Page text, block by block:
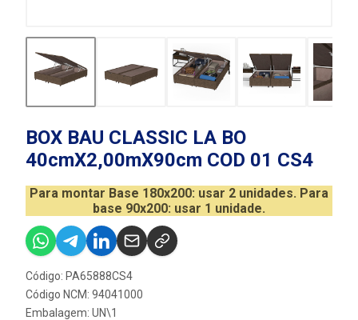
BOX BAU CLASSIC LA BO
40cmX2,00mX90cm COD 01 CS4
Para montar Base 180x200: usar 2 unidades. Para
base 90x200: usar 1 unidade.
Código: PA65888CS4
Código NCM: 94041000
Embalagem: UN\1